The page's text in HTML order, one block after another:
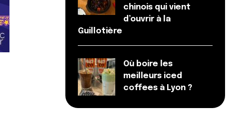
chinois qui vient
d’ouvrir à la
Guillotière
Où boire les
meilleurs iced
coffees à Lyon ?